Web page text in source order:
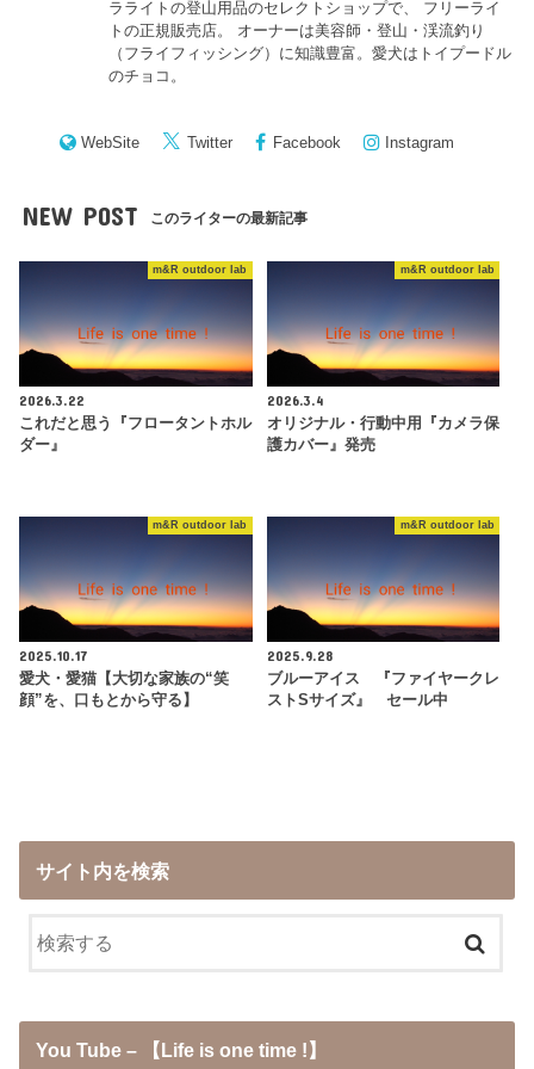
ラライトの登山用品のセレクトショップで、 フリーライ
トの正規販売店。 オーナーは美容師・登山・渓流釣り
（フライフィッシング）に知識豊富。愛犬はトイプードル
のチョコ。
WebSite Twitter Facebook Instagram
NEW POST このライターの最新記事
m&R outdoor lab
2026.3.22
これだと思う『フロータントホル
ダー』
m&R outdoor lab
2026.3.4
オリジナル・行動中用『カメラ保
護カバー』発売
m&R outdoor lab
2025.10.17
愛犬・愛猫【大切な家族の“笑
顔”を、口もとから守る】
m&R outdoor lab
2025.9.28
ブルーアイス 『ファイヤークレ
ストSサイズ』 セール中
サイト内を検索
You Tube – 【Life is one time !】